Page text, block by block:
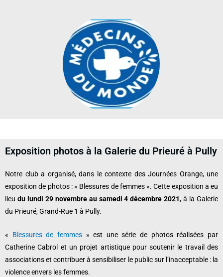
Exposition photos à la Galerie du Prieuré à Pully
Notre club a organisé, dans le contexte des Journées Orange, une
exposition de photos : « Blessures de femmes ». Cette exposition a eu
lieu du lundi 29 novembre au samedi 4 décembre 2021, à la Galerie
du Prieuré, Grand-Rue 1 à Pully.
« Blessures de femmes» est une série de photos réalisées par
Catherine Cabrol et un projet artistique pour soutenir le travail des
associations et contribuer à sensibiliser le public sur l’inacceptable : la
violence envers les femmes.